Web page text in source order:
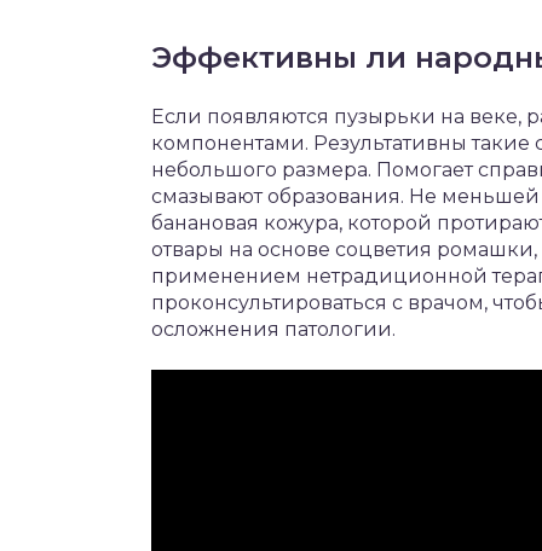
Эффективны ли
Если появляются пузырьки на веке,
компонентами. Результативны такие
небольшого размера. Помогает
смазывают образования. Не
банановая кожура, которой
отвары на основе соцветия
применением нетрадиционной
проконсультироваться с врачом,
осложнения патологии.